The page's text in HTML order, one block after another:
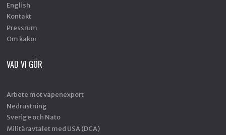
English
Kontakt
Pressrum
Om kakor
VAD VI GÖR
Arbete mot vapenexport
Nedrustning
Sverige och Nato
Militäravtalet med USA (DCA)